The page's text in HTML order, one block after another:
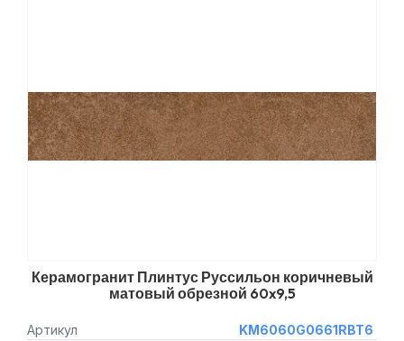
Керамогранит Плинтус Руссильон коричневый
матовый обрезной 60x9,5
Артикул
KM6060G0661RBT6